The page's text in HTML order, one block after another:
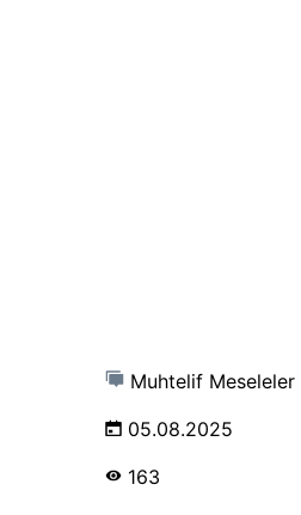
Muhtelif Meseleler
05.08.2025
163